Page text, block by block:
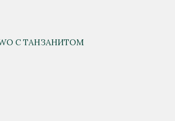
С ТАНЗАНИТОМ